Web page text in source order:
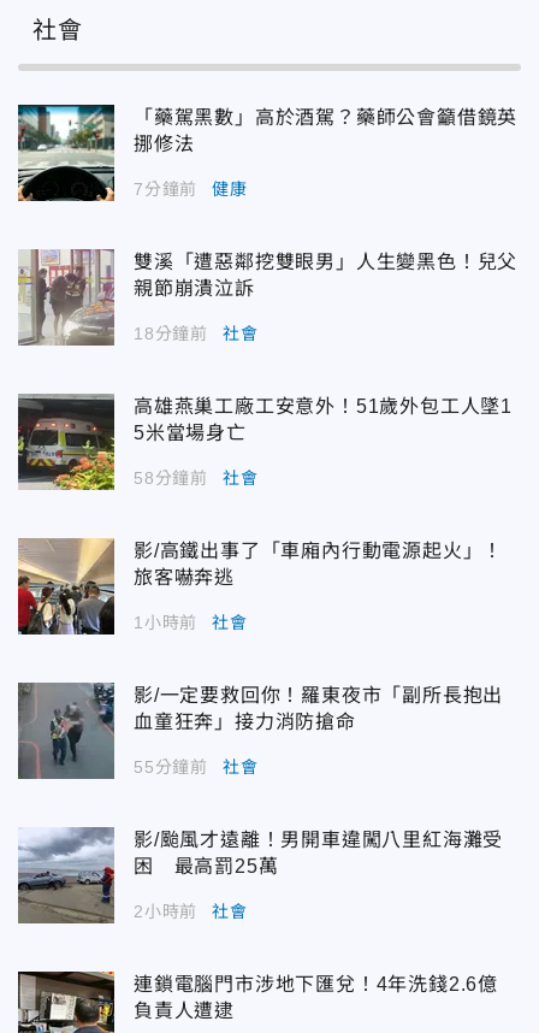
社會
「藥駕黑數」高於酒駕？藥師公會籲借鏡英
挪修法
7分鐘前 健康
雙溪「遭惡鄰挖雙眼男」人生變黑色！兒父
親節崩潰泣訴
18分鐘前 社會
高雄燕巢工廠工安意外！51歲外包工人墜1
5米當場身亡
58分鐘前 社會
影/高鐵出事了「車廂內行動電源起火」！
旅客嚇奔逃
1小時前 社會
影/一定要救回你！羅東夜市「副所長抱出
血童狂奔」接力消防搶命
55分鐘前 社會
影/颱風才遠離！男開車違闖八里紅海灘受
困 最高罰25萬
2小時前 社會
連鎖電腦門市涉地下匯兌！4年洗錢2.6億
負責人遭逮